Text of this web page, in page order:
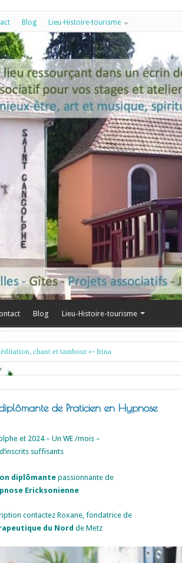
Blog Lieu-Histoire-tourisme
Blog Lieu-Histoire-tourisme
de Praticien en Hypnose
et 2024 – Un WE /mois –
suffisants
diplômante passionnante de
Ericksonienne
contactez Roxane, fondatrice de
du Nord de Metz